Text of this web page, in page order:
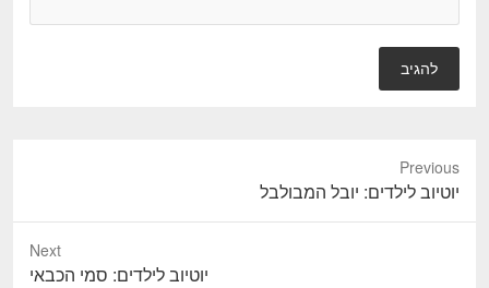
Previous
P
r
יוטיוב לילדים: יובל המבולבל
Next
יוטיוב לילדים: סמי הכבאי